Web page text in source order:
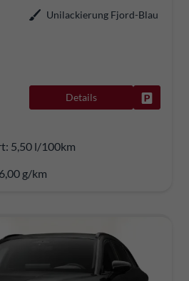
Unilackierung Fjord-Blau
Details
5,50 l/100km
g/km